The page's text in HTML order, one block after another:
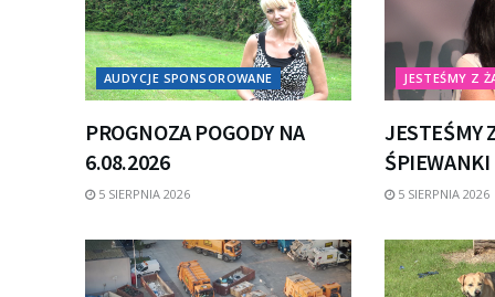
AUDYCJE SPONSOROWANE
PROGNOZA POGODY NA
6.08.2026
5 SIERPNIA 2026
JESTEŚMY Z
JESTEŚMY
ŚPIEWANKI
5 SIERPNIA 2026